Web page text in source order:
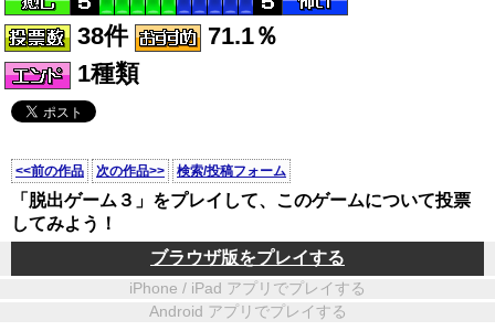
38件
71.1％
1種類
<<前の作品 次の作品>> 検索/投稿フォーム
「脱出ゲーム３」をプレイして、このゲームについて投票
してみよう！
ブラウザ版をプレイする
iPhone / iPad アプリでプレイする
Android アプリでプレイする